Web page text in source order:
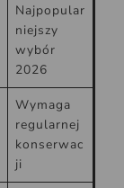
Najpopular
niejszy
wybór
2026
Wymaga
regularnej
konserwac
ji